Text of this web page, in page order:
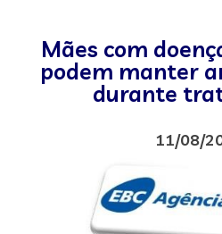
Mães com
podem manter
durante
11/08/